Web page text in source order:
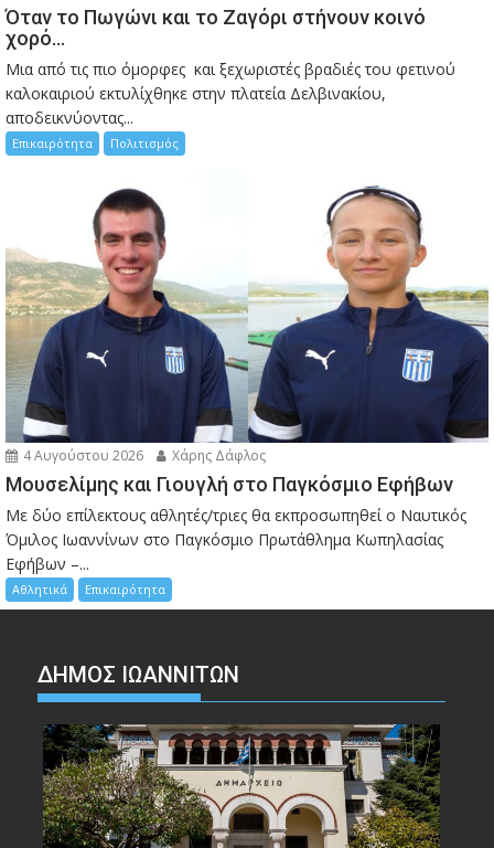
Όταν το Πωγώνι και το Ζαγόρι στήνουν κοινό
χορό…
Μια από τις πιο όμορφες και ξεχωριστές βραδιές του φετινού
καλοκαιριού εκτυλίχθηκε στην πλατεία Δελβινακίου,
αποδεικνύοντας...
Επικαιρότητα Πολιτισμός
4 Αυγούστου 2026 Χάρης Δάφλος
Μουσελίμης και Γιουγλή στο Παγκόσμιο Εφήβων
Mε δύο επίλεκτους αθλητές/τριες θα εκπροσωπηθεί ο Ναυτικός
Όμιλος Ιωαννίνων στο Παγκόσμιο Πρωτάθλημα Κωπηλασίας
Εφήβων –...
Αθλητικά Επικαιρότητα
ΔΗΜΟΣ ΙΩΑΝΝΙΤΩΝ